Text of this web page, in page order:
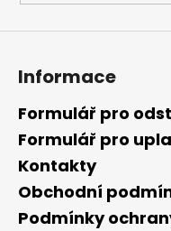
Informace
Formulář pro
Formulář pro
Kontakty
Obchodní
Podmínky